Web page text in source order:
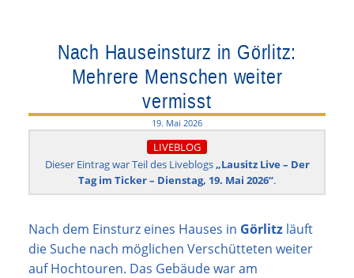
Nach Hauseinsturz in Görlitz:
Mehrere Menschen weiter
vermisst
19. Mai 2026
LIVEBLOG
Dieser Eintrag war Teil des Liveblogs„Lausitz Live – Der
Tag im Ticker – Dienstag, 19. Mai 2026“.
Nach dem Einsturz eines Hauses in Görlitz läuft
die Suche nach möglichen Verschütteten weiter
auf Hochtouren. Das Gebäude war am